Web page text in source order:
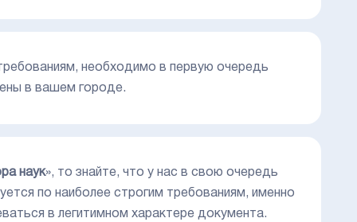
необходимо в первую очередь
в вашем городе.
наук», то знайте, что у нас в свою очередь
по наиболее строгим требованиям, именно
в легитимном характере документа.